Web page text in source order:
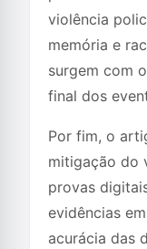
violência
memória e
surgem com
final dos
Por fim, o
mitigação do
provas
evidências
acurácia das